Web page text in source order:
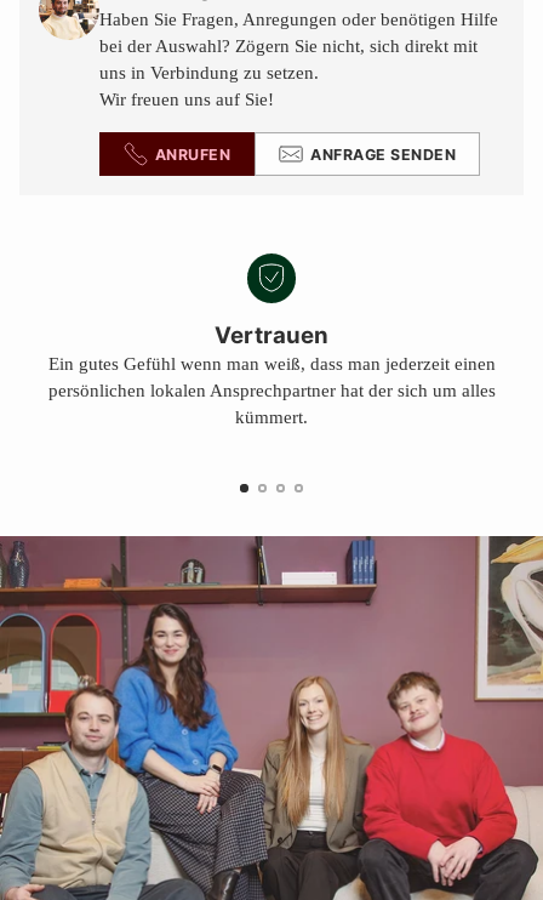
Warenkorb
legen
Haben Sie Fragen, Anregungen oder benötigen Hilfe
bei der Auswahl? Zögern Sie nicht, sich direkt mit
uns in Verbindung zu setzen.
Wir freuen uns auf Sie!
ANRUFEN ANFRAGE SENDEN
Vertrauen
Ein gutes Gefühl wenn man weiß, dass man jederzeit einen
persönlichen lokalen Ansprechpartner hat der sich um alles
kümmert.